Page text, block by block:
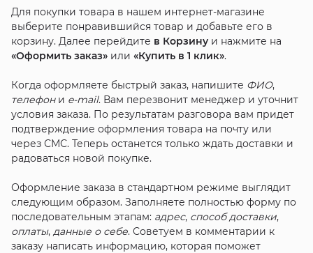
Для покупки товара в нашем интернет-магазине
выберите понравившийся товар и добавьте его в
корзину. Далее перейдите в Корзинуи нажмите на
«Оформить заказ»или «Купить в 1 клик».
Когда оформляете быстрый заказ, напишите ФИО,
телефони e-mail. Вам перезвонит менеджер и уточнит
условия заказа. По результатам разговора вам придет
подтверждение оформления товара на почту или
через СМС. Теперь останется только ждать доставки и
радоваться новой покупке.
Оформление заказа в стандартном режиме выглядит
следующим образом. Заполняете полностью форму по
последовательным этапам: адрес, способ доставки,
оплаты, данные о себе. Советуем в комментарии к
заказу написать информацию, которая поможет